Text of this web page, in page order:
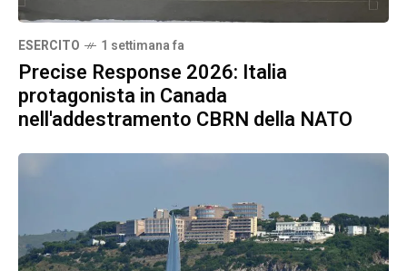
ESERCITO 1 settimana fa
Precise Response 2026: Italia
protagonista in Canada
nell'addestramento CBRN della NATO